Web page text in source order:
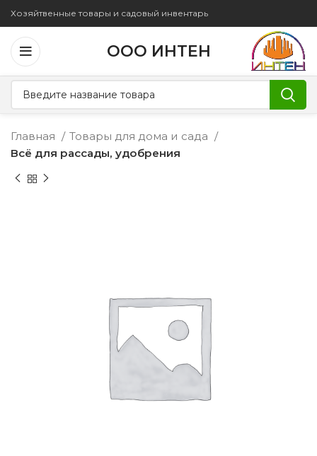
Хозяйтвенные товары и садовый инвентарь
ООО ИНТЕН
Главная
Товары для дома и сада
Всё для рассады, удобрения